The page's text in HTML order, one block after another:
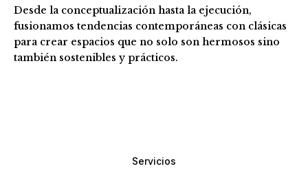
Desde la conceptualización hasta la ejecución,
fusionamos tendencias contemporáneas con clásicas
para crear espacios que no solo son hermosos sino
también sostenibles y prácticos.
Servicios